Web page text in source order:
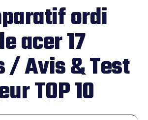
ordi
acer 17
/ Avis & Test
TOP 10